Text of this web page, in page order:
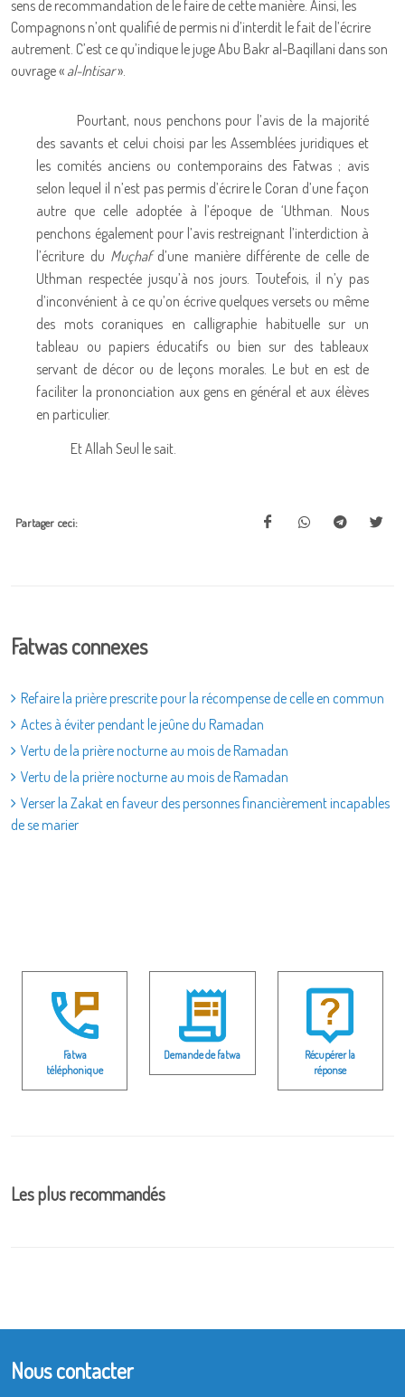
sens de recommandation de le faire de cette manière. Ainsi, les
Compagnons n’ont qualifié de permis ni d’interdit le fait de l’écrire
autrement. C’est ce qu’indique le juge Abu Bakr al-Baqillani dans son
ouvrage « al-Intisar».
Pourtant, nous penchons pour l’avis de la majorité
des savants et celui choisi par les Assemblées juridiques et
les comités anciens ou contemporains des Fatwas ; avis
selon lequel il n’est pas permis d’écrire le Coran d’une façon
autre que celle adoptée à l’époque de ‘Uthman. Nous
penchons également pour l’avis restreignant l’interdiction à
l’écriture du Muçhafd’une manière différente de celle de
Uthman respectée jusqu’à nos jours. Toutefois, il n’y pas
d’inconvénient à ce qu’on écrive quelques versets ou même
des mots coraniques en calligraphie habituelle sur un
tableau ou papiers éducatifs ou bien sur des tableaux
servant de décor ou de leçons morales. Le but en est de
faciliter la prononciation aux gens en général et aux élèves
en particulier.
Et Allah Seul le sait.
Partager ceci:
Fatwas connexes
Refaire la prière prescrite pour la récompense de celle en commun
Actes à éviter pendant le jeûne du Ramadan
Vertu de la prière nocturne au mois de Ramadan
Vertu de la prière nocturne au mois de Ramadan
Verser la Zakat en faveur des personnes financièrement incapables
de se marier
Fatwa
téléphonique
Demande de fatwa
Récupérer la
réponse
Les plus recommandés
Nous contacter